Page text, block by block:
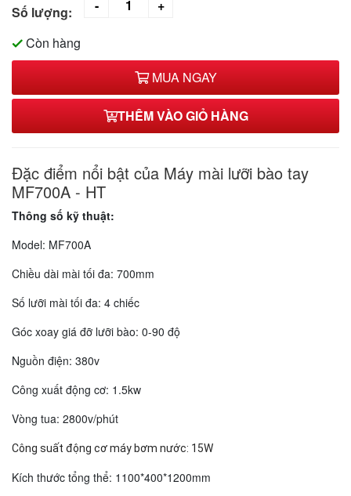
Số lượng:
Còn hàng
MUA NGAY
THÊM VÀO GIỎ HÀNG
Đặc điểm nổi bật của Máy mài lưỡi bào tay
MF700A - HT
Thông số kỹ thuật:
Model: MF700A
Chiều dài mài tối đa: 700mm
Số lưỡi mài tối đa: 4 chiếc
Góc xoay giá đỡ lưỡi bào: 0-90 độ
Nguồn điện: 380v
Công xuất động cơ: 1.5kw
Vòng tua: 2800v/phút
Công suất động cơ máy bơm nước: 15W
Kích thước tổng thể: 1100*400*1200mm